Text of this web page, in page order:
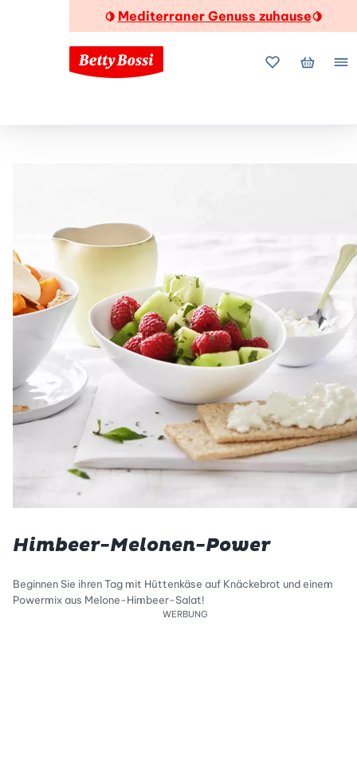
🍋 Mediterraner Genuss zuhause🍋
MeineMein
Himbeer-Melonen-Power
Beginnen Sie ihren Tag mit Hüttenkäse auf Knäckebrot und einem
Powermix aus Melone-Himbeer-Salat!
WERBUNG